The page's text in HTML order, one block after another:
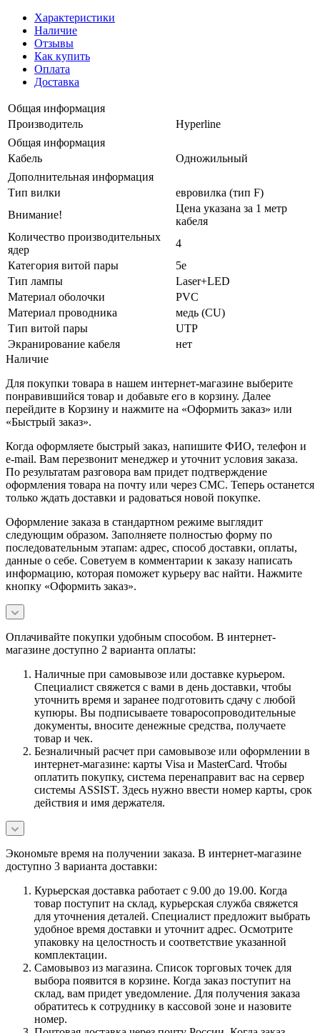
Характеристики
Наличие
Отзывы
Как купить
Оплата
Доставка
Общая информация
Производитель
Hyperline
Общая информация
Кабель
Одножильный
Дополнительная информация
Тип вилки
евровилка (тип F)
Внимание!
Цена указана за 1 метр
кабеля
Количество производительных
ядер
4
Категория витой пары
5e
Тип лампы
Laser+LED
Материал оболочки
PVC
Материал проводника
медь (CU)
Тип витой пары
UTP
Экранирование кабеля
нет
Наличие
Для покупки товара в нашем интернет-магазине выберите
понравившийся товар и добавьте его в корзину. Далее
перейдите в Корзину и нажмите на «Оформить заказ» или
«Быстрый заказ».
Когда оформляете быстрый заказ, напишите ФИО, телефон и
e-mail. Вам перезвонит менеджер и уточнит условия заказа.
По результатам разговора вам придет подтверждение
оформления товара на почту или через СМС. Теперь останется
только ждать доставки и радоваться новой покупке.
Оформление заказа в стандартном режиме выглядит
следующим образом. Заполняете полностью форму по
последовательным этапам: адрес, способ доставки, оплаты,
данные о себе. Советуем в комментарии к заказу написать
информацию, которая поможет курьеру вас найти. Нажмите
кнопку «Оформить заказ».
Оплачивайте покупки удобным способом. В интернет-
магазине доступно 2 варианта оплаты:
Наличные при самовывозе или доставке курьером.
Специалист свяжется с вами в день доставки, чтобы
уточнить время и заранее подготовить сдачу с любой
купюры. Вы подписываете товаросопроводительные
документы, вносите денежные средства, получаете
товар и чек.
Безналичный расчет при самовывозе или оформлении в
интернет-магазине: карты Visa и MasterCard. Чтобы
оплатить покупку, система перенаправит вас на сервер
системы ASSIST. Здесь нужно ввести номер карты, срок
действия и имя держателя.
Экономьте время на получении заказа. В интернет-магазине
доступно 3 варианта доставки:
Курьерская доставка работает с 9.00 до 19.00. Когда
товар поступит на склад, курьерская служба свяжется
для уточнения деталей. Специалист предложит выбрать
удобное время доставки и уточнит адрес. Осмотрите
упаковку на целостность и соответствие указанной
комплектации.
Самовывоз из магазина. Список торговых точек для
выбора появится в корзине. Когда заказ поступит на
склад, вам придет уведомление. Для получения заказа
обратитесь к сотруднику в кассовой зоне и назовите
номер.